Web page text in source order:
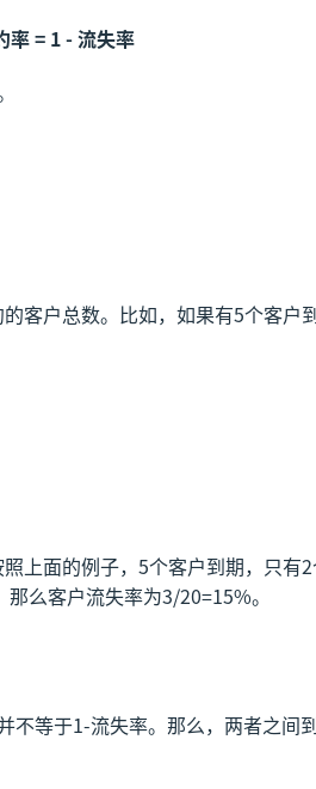
率 = 1 - 流失率
客户总数。比如，如果有5个客户
上面的例子，5个客户到期，只有
么客户流失率为3/20=15%。
等于1-流失率。那么，两者之间